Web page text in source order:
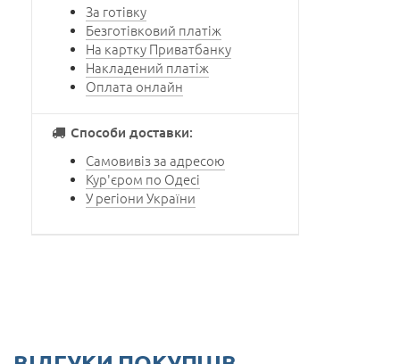
За готівку
Безготівковий платіж
На картку Приватбанку
Накладений платіж
Оплата онлайн
Способи доставки:
Самовивіз за адресою
Кур'єром по Одесі
У регіони України